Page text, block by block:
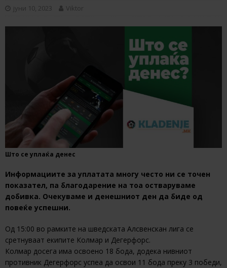
јуни 10, 2023 Viktor
Што се уплаќа денес
Информациите за уплатата многу често ни се точен
показател, па благодарение на тоа остваруваме
добивка. Очекуваме и денешниот ден да биде од
повеќе успешни.
Од 15:00 во рамките на шведската Алсвенскан лига се
сретнуваат екипите Колмар и Дегерфорс.
Колмар досега има освоено 18 бода, додека нивниот
противник Дегерфорс успеа да освои 11 бода преку 3 победи,